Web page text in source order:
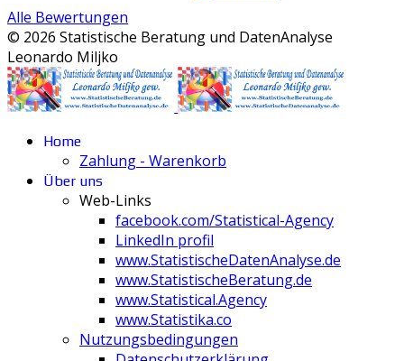
Alle Bewertungen
© 2026 Statistische Beratung und DatenAnalyse
Leonardo Miljko
Home
Zahlung - Warenkorb
Über uns
Web-Links
facebook.com/Statistical-Agency
LinkedIn profil
www.StatistischeDatenAnalyse.de
www.StatistischeBeratung.de
www.Statistical.Agency
www.Statistika.co
Nutzungsbedingungen